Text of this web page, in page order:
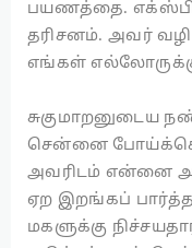
பயணத்தை.
தரிசனம். அவர்
எங்கள்
சுகுமாறனுடைய
சென்னை
அவரிடம் என்னை
ஏற இறங்கப்
மகளுக்கு